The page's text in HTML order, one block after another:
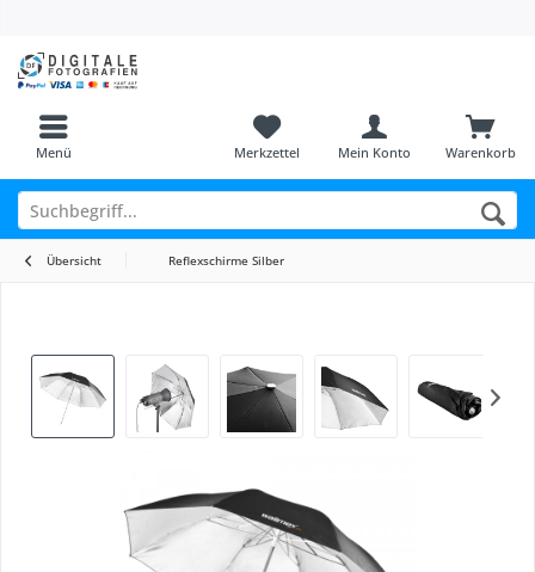
Menü Warenkorb
Merkzettel Mein Konto
Übersicht Reflexschirme Silber